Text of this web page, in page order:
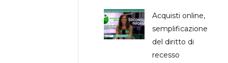
Acquisti online,
semplificazione
del diritto di
recesso